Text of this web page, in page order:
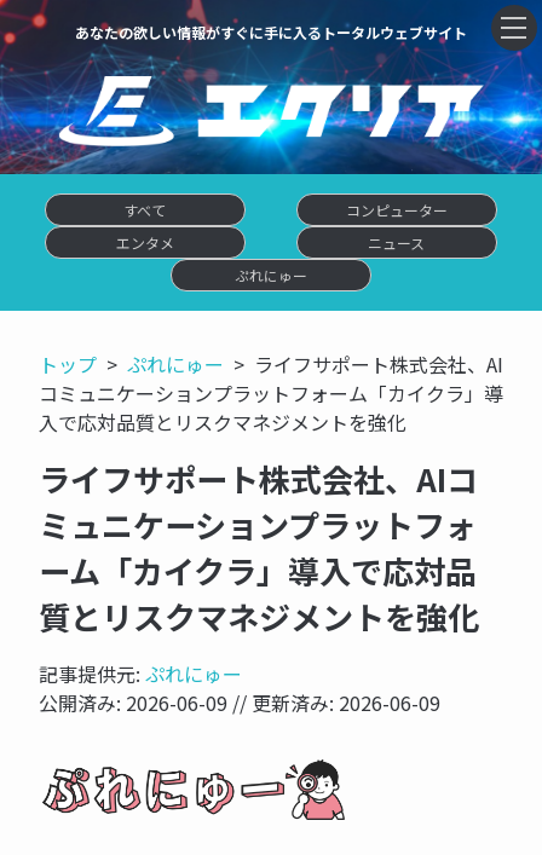
あなたの欲しい情報がすぐに手に入るトータルウェブサイト
すべて
コンピューター
エンタメ
ニュース
ぷれにゅー
トップ ぷれにゅー
ライフサポート株式会社、AI
コミュニケーションプラットフォーム「カイクラ」導
入で応対品質とリスクマネジメントを強化
ライフサポート株式会社、AIコ
ミュニケーションプラットフォ
ーム「カイクラ」導入で応対品
質とリスクマネジメントを強化
記事提供元: ぷれにゅー
公開済み: 2026-06-09 // 更新済み: 2026-06-09